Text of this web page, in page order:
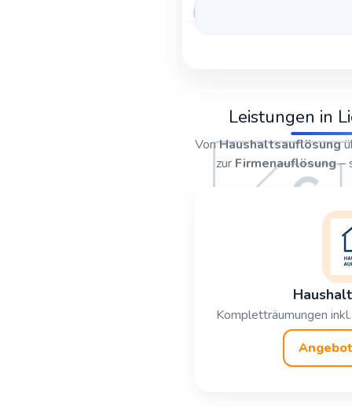
Leistungen in
VonHaushaltsauflösung
zur Firmenauflösung–
Kompletträumungen